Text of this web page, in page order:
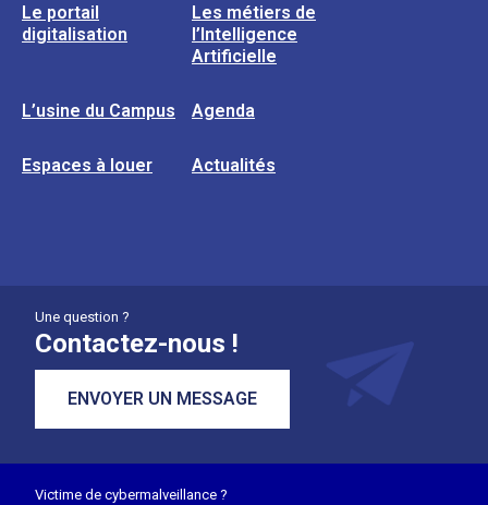
Le portail
digitalisation
Les métiers de
l’Intelligence
Artificielle
L’usine du Campus Agenda
Espaces à louer Actualités
Une question ?
Contactez-nous !
ENVOYER UN MESSAGE
Victime de cybermalveillance ?